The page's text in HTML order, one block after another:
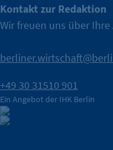
Kontakt zur Redaktion
Wir freuen uns über Ihre
+49 30 31510 901
Ein Angebot der IHK Berlin